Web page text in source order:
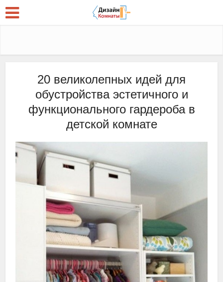
20 великолепных идей для
обустройства эстетичного и
функционального гардероба в
детской комнате